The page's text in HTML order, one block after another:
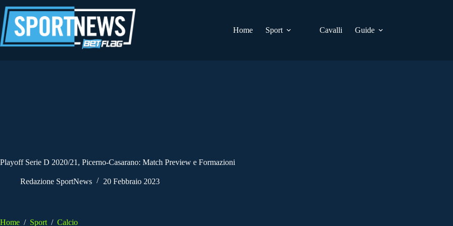
al
contenuto
Home
Sport Cavalli Guide
Playoff Serie D 2020/21, Picerno-Casarano: Match Preview e Formazioni
Redazione SportNews 20 Febbraio 2023
Home / Sport / Calcio